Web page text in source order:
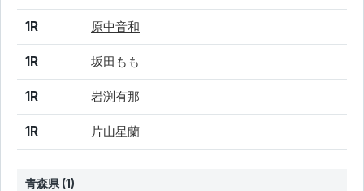
1R 原中音和
1R 坂田もも
1R 岩渕有那
1R 片山星蘭
青森県 (1)